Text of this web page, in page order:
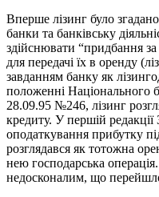
Вперше лізинг було
банки та банківську
здійснювати “придбання
для передачі їх в оренду
завданням банку як
положенні Національного
28.09.95 №246, лізинг
кредиту. У першій
оподаткування прибутку
розглядався як тотожна
нею господарська
недосконалим, що